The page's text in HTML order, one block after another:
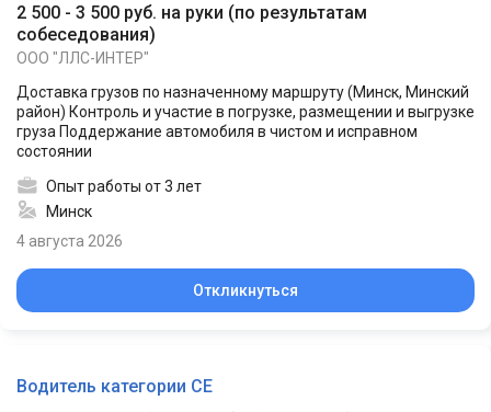
2 500 - 3 500 руб. на руки (по результатам
собеседования)
ООО "ЛЛС-ИНТЕР"
Доставка грузов по назначенному маршруту (Минск, Минский
район) Контроль и участие в погрузке, размещении и выгрузке
груза Поддержание автомобиля в чистом и исправном
состоянии
Опыт работы от 3 лет
Минск
4 августа 2026
Откликнуться
Водитель категории СЕ